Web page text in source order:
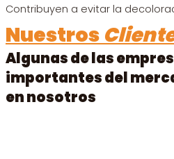
Contribuyen a evitar la
Nuestros
Algunas de las
importantes del
en nosotros